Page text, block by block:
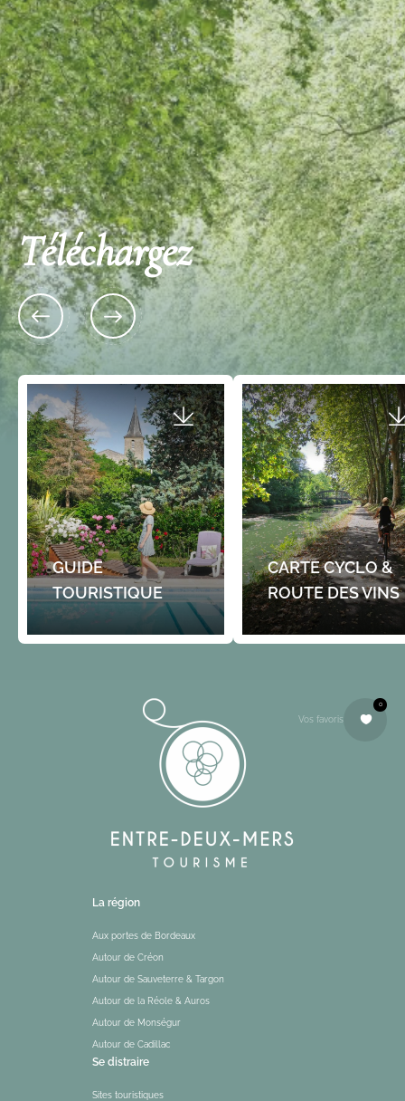
Découvrez également
Place du Village 33880 SAINT-CAPRAIS-DE-
BORDEAUX
Marché hebdomadaire du
dimanche de Saint-Caprais de
Bordeaux
Petit marché local avec une dizaine de
producteurs locaux; Rôtisserie, maraîcher,
huîtres, boulanger... Tous les dimanches matin
sur…
Gratuit
Avenue du Port Port de
SAINT-LOUBES
Tèrra Aventura à
Cavernes, hop ! Hop
Téléchargez gratuitement
Aventura sur smartphone et
découverte de plus de 650
Gratuit
Téléchargez
GUIDE
TOURISTIQUE
CARTE CYCLO &
ROUTE DES VINS
Vos favoris
0
La région
Aux portes de Bordeaux
Autour de Créon
Autour de Sauveterre & Targon
Autour de la Réole & Auros
Autour de Monségur
Autour de Cadillac
Se distraire
Sites touristiques